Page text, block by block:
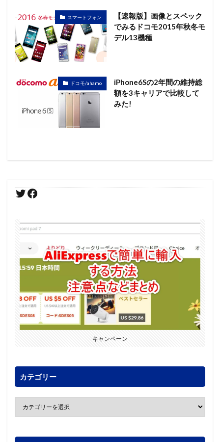
スマートフォン
【速報版】画像とスペック
でみるドコモ2015年秋冬モ
デル13機種
ドコモ/ahamo
iPhone6Sの2年間の維持総
額を3キャリアで比較して
みた!
キャンペーン
カテゴリー